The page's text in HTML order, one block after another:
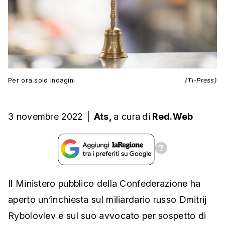
Per ora solo indagini (Ti-Press)
3 novembre 2022 Ats, a cura di Red.Web
Il Ministero pubblico della Confederazione ha
aperto un’inchiesta sul miliardario russo Dmitrij
Rybolovlev e sul suo avvocato per sospetto di